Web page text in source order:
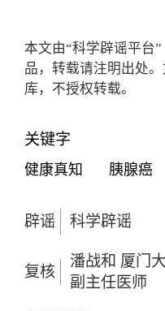
本文由“科学辟谣平台”
品，转载请注明出处
库，不授权转载。
关键字
健康真知 胰腺癌
辟谣 科学辟谣
复核
潘战和 厦门
副主任医师